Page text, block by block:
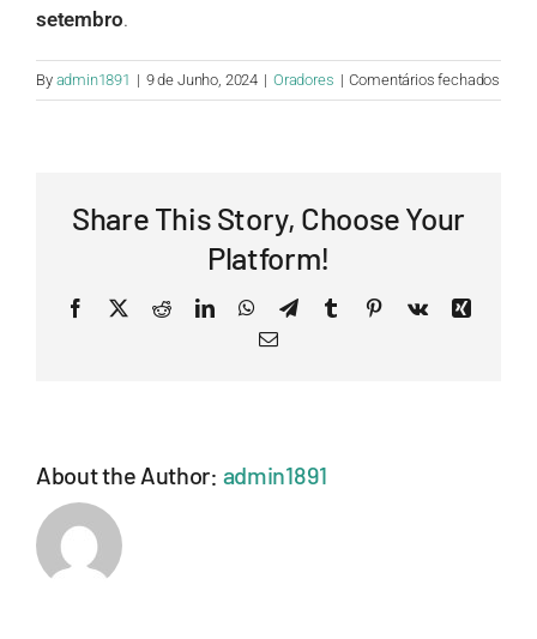
setembro.
By admin1891 | 9 de Junho, 2024 | Oradores | Comentários fechados
Já
Share This Story, Choose Your
Platform!
Facebook
X RedditLinkedInWhatsApp
TelegramTumblr PinterestVk
Xing
Email
About the Author: admin1891